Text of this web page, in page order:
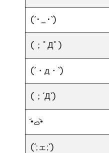
(´･_･`)
(；ﾟДﾟ)
(´・д・`)
(；´Д`)
•᷄ࡇ•᷅
(´;ェ;`)